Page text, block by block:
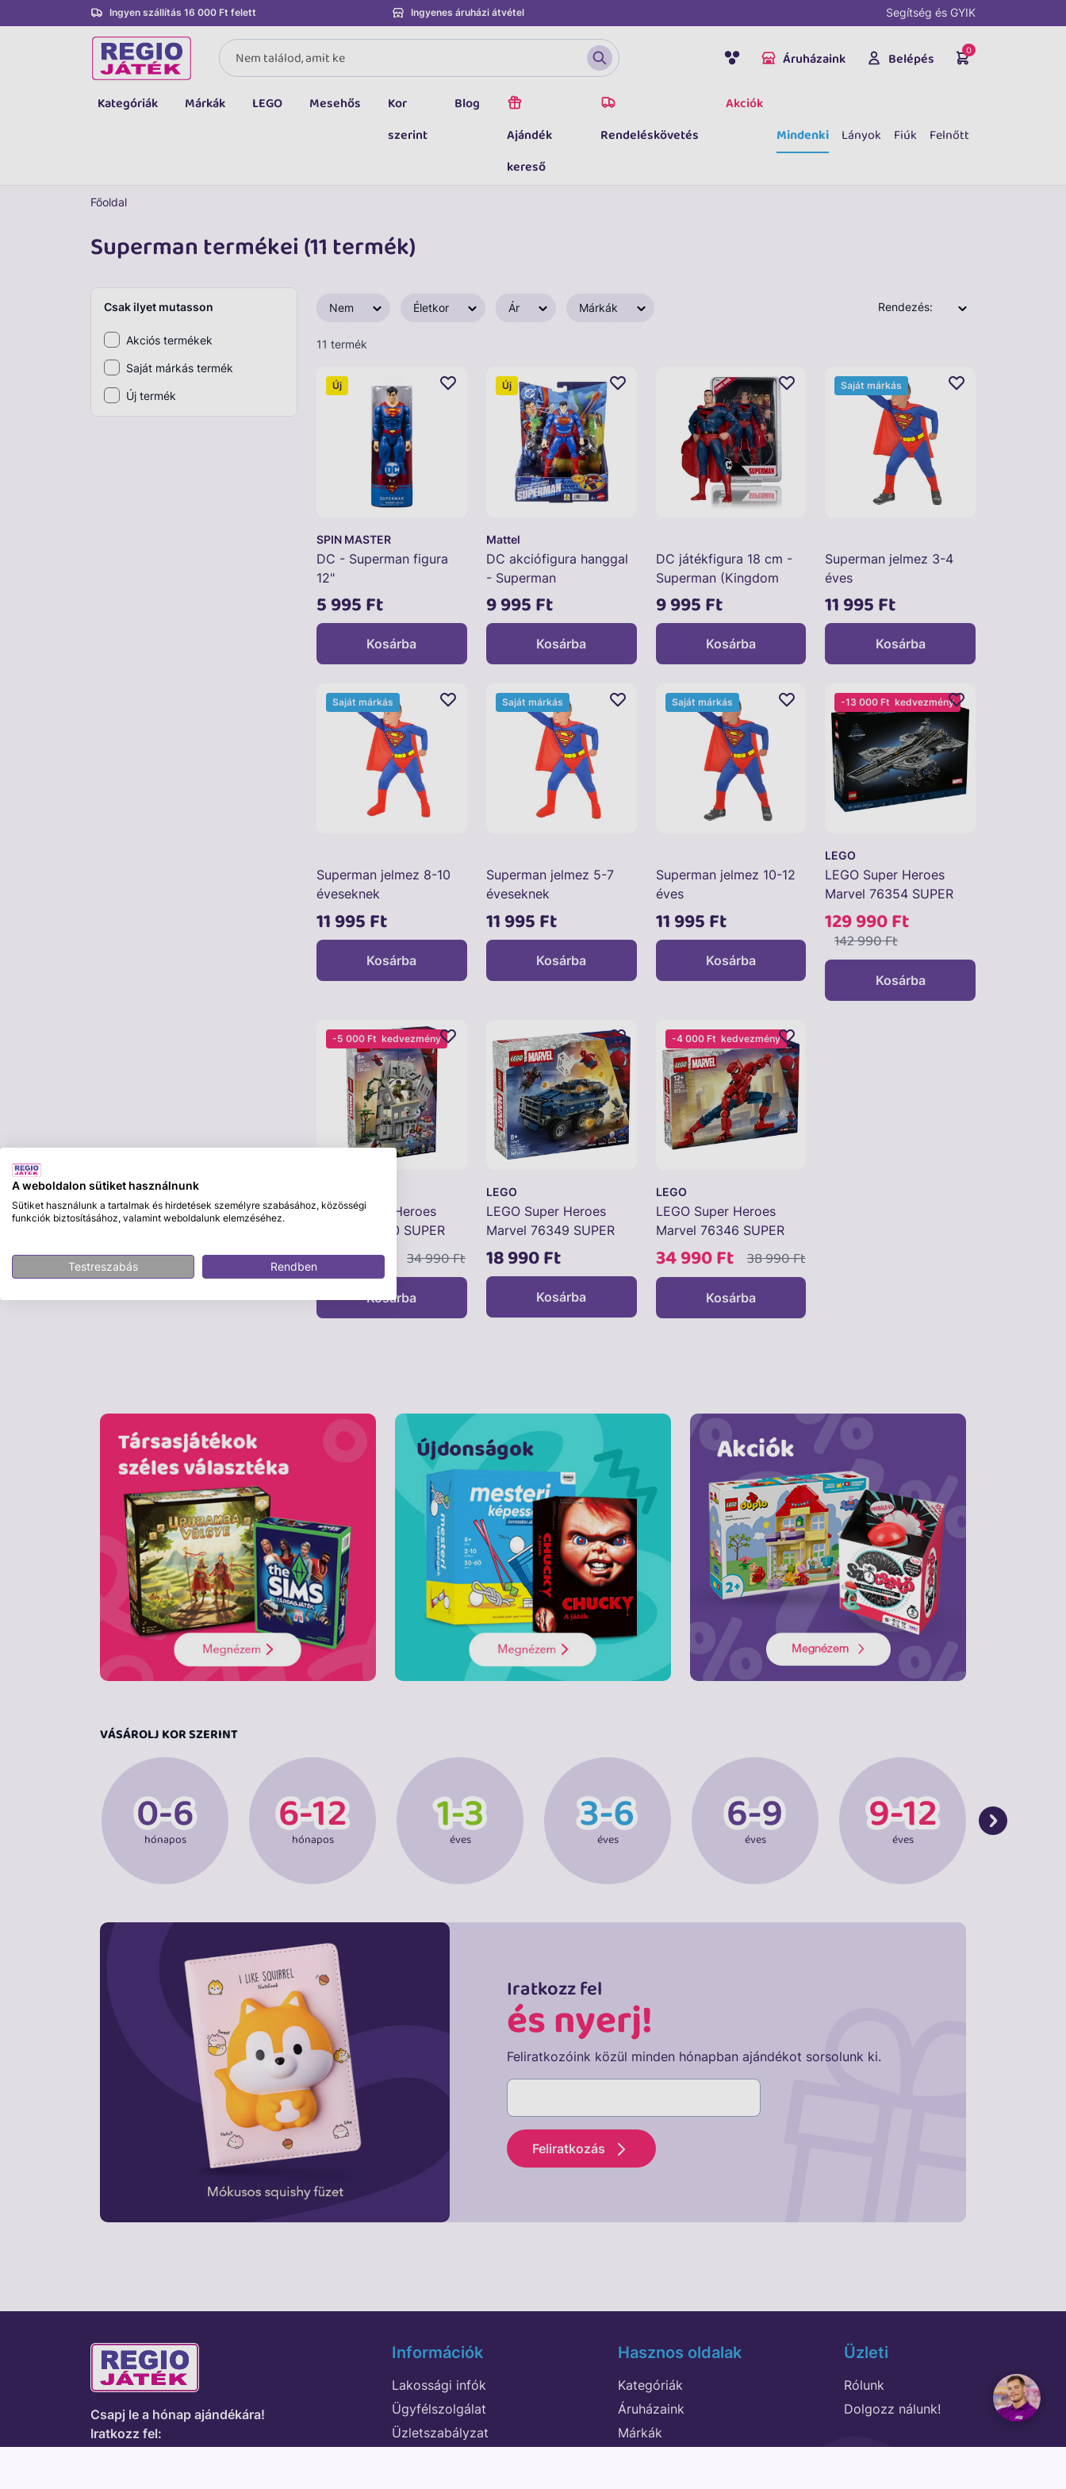
Ingyen szállítás 16 000 Ft felett Ingyenes áruházi átvétel Segítség és GYIK
Áruházaink Belépés 0
Kategóriák Márkák LEGO Mesehős
Kor
szerint
Blog
Ajándék
kereső
Rendeléskövetés
Akciók
Mindenki
Lányok Fiúk Felnőtt
Főoldal
Superman termékei (11 termék)
Csak ilyet mutasson
Akciós termékek
Saját márkás termék
Új termék
Nem Életkor Ár Márkák Rendezés:
11 termék
SPIN MASTER
DC - Superman figura
12"
5 995 Ft
Új
Kosárba
Mattel
DC akciófigura hanggal
- Superman
9 995 Ft
Új
Kosárba
DC játékfigura 18 cm -
Superman (Kingdom
Come)
9 995 Ft
Kosárba
Superman jelmez 3-4
éves
11 995 Ft
Saját márkás
Kosárba
Superman jelmez 8-10
éveseknek
11 995 Ft
Saját márkás
Kosárba
Superman jelmez 5-7
éveseknek
11 995 Ft
Saját márkás
Kosárba
Superman jelmez 10-12
éves
11 995 Ft
Saját márkás
Kosárba
LEGO
LEGO Super Heroes
Marvel 76354 SUPER
HEROES 76354
129 990 Ft
142 990 Ft
-13 000 Ftkedvezmény
Kosárba
LEGO Super Heroes
Marvel 76350 SUPER
29 990 Ft 34 990 Ft
-5 000 Ft kedvezmény
Kosárba
LEGO
LEGO Super Heroes
Marvel 76349 SUPER
HEROES 76349
18 990 Ft
Kosárba
LEGO
LEGO Super Heroes
Marvel 76346 SUPER
HEROES 76346
34 990 Ft 38 990 Ft
-4 000 Ft kedvezmény
Kosárba
VÁSÁROLJ KOR SZERINT
hónapos hónapos éves éves éves éves
Iratkozz fel
és nyerj!
Feliratkozóink közül minden hónapban ajándékot sorsolunk ki.
Feliratkozás
Csapj le a hónap ajándékára!
Iratkozz fel:
Információk
Lakossági infók
Ügyfélszolgálat
Üzletszabályzat
Hasznos oldalak
Kategóriák
Áruházaink
Márkák
Üzleti
Rólunk
Dolgozz nálunk!
A weboldalon sütiket használnunk
Sütiket használunk a tartalmak és hirdetések személyre szabásához, közösségi
funkciók biztosításához, valamint weboldalunk elemzéséhez.
Testreszabás Rendben